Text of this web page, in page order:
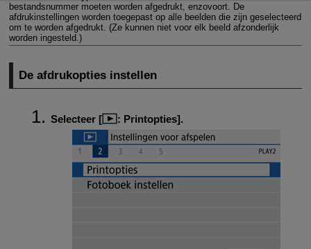
bestandsnummer moeten worden afgedrukt, enzovoort. De
afdrukinstellingen worden toegepast op alle beelden die zijn geselecteerd
om te worden afgedrukt. (Ze kunnen niet voor elk beeld afzonderlijk
worden ingesteld.)
De afdrukopties instellen
Selecteer [ : Printopties].